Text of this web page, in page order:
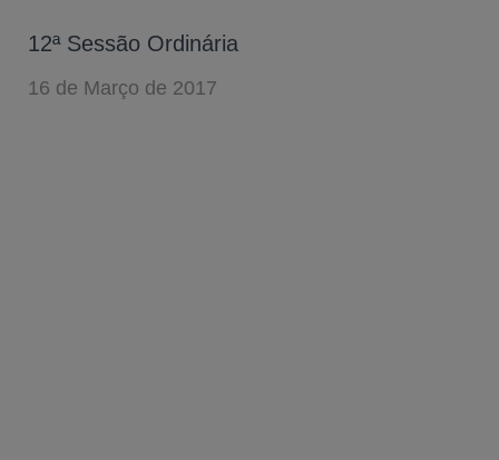
12ª Sessão Ordinária
16 de Março de 2017